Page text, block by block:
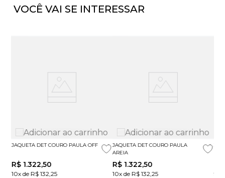
VOCÊ VAI SE INTERESSAR
JAQUETA DET COURO PAULA OFF
R$ 1.322,50
10x de R$ 132,25
JAQUETA DET COURO PAULA
AREIA
R$ 1.322,50
10x de R$ 132,25 9x